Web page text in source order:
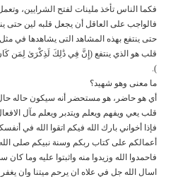
فكما الناس تأخذ ملينات لفتح الشرايين،
فالواجب على العاقل أن يجعل قلبه لين حتى
حتى ينتفع بهذه المشاهد التى يشاهدها في مثل
قلب هو الذي ينتفع (إِنَّ فِي ذَٰلِكَ لَذِكْرَىٰ لِمَن
).
ما معنى وهو شهيد؟
أي هو حاضر، هو مستحضر أنه سيكون حاله
قلب يعي ويفهم ويعلم ويتدبر ويعلم مآل
فإذا أخواني بارك الله فيكم اتقوا الله في
أعمالكم على كتاب ربكم وسنة نبيكم صلى
فاحمدوا الله وزيدوا منه واثبتوا عليه وما كان
اسال الله جل في علاه ان يرحم ميتنا وان